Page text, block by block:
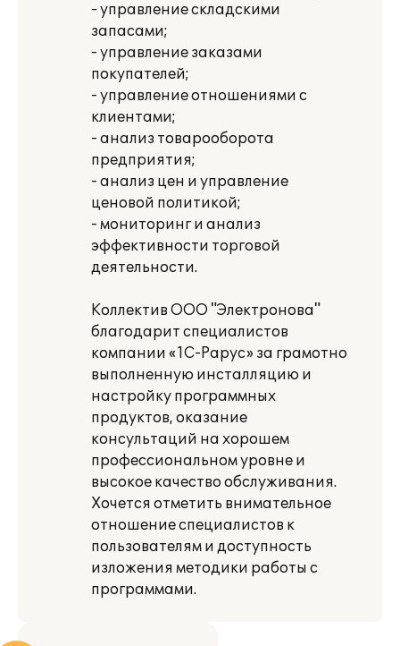
- управление складскими
запасами;
- управление заказами
покупателей;
- управление отношениями с
клиентами;
- анализ товарооборота
предприятия;
- анализ цен и управление
ценовой политикой;
- мониторинг и анализ
эффективности торговой
деятельности.
Коллектив ООО "Электронова"
благодарит специалистов
компании «1С-Рарус» за грамотно
выполненную инсталляцию и
настройку программных
продуктов, оказание
консультаций на хорошем
профессиональном уровне и
высокое качество обслуживания.
Хочется отметить внимательное
отношение специалистов к
пользователям и доступность
изложения методики работы с
программами.